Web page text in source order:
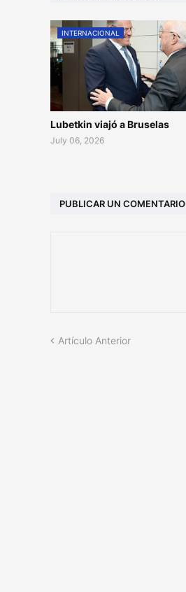
INTERNACIONAL
Lubetkin viajó a Bruselas
July 06, 2026
PUBLICAR UN COMENTARIO
Artículo Anterior